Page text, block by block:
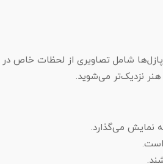
شامل تصاویری از لحظات خاص در
نزدیک‌تر می‌شوید.
نمایش می‌گذارد.